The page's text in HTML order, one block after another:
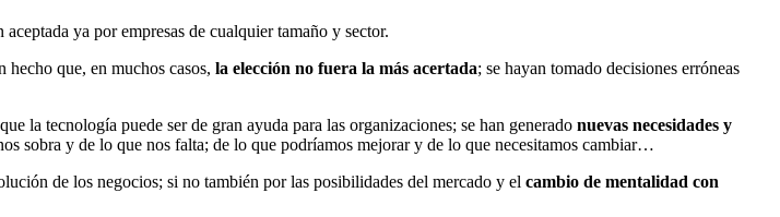
ya por empresas de cualquier tamaño y sector.
que, en muchos casos, la elección no fuera la más acertada; se hayan tomado decisiones erróneas
la tecnología puede ser de gran ayuda para las organizaciones; se han generado nuevas necesidades y
sobra y de lo que nos falta; de lo que podríamos mejorar y de lo que necesitamos cambiar…
de los negocios; si no también por las posibilidades del mercado y el cambio de mentalidad con